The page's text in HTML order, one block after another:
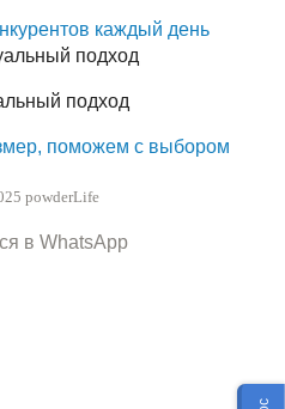
каждый день
подход
поможем с выбором
powderLife